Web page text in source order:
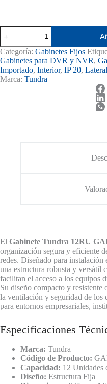
Tundra
Fijo
12RU
de
Pared
Laterales
Categoría: Gabinetes Fijos
Gabinetes para DVR y NVR,
Importado, Interior, IP 20,
Marca: Tundra
El Gabinete Tundra 12RU
organización segura y eficiente
redes. Diseñado para instalación
una estructura robusta y versátil
facilitan el acceso a los equipos
Su diseño compacto y
la ventilación y seguridad de los
para entornos empresariales,
Especificaciones
Marca: Tundra
Código de Producto:
Capacidad: 12 Unidades
Diseño: Estructura Fija